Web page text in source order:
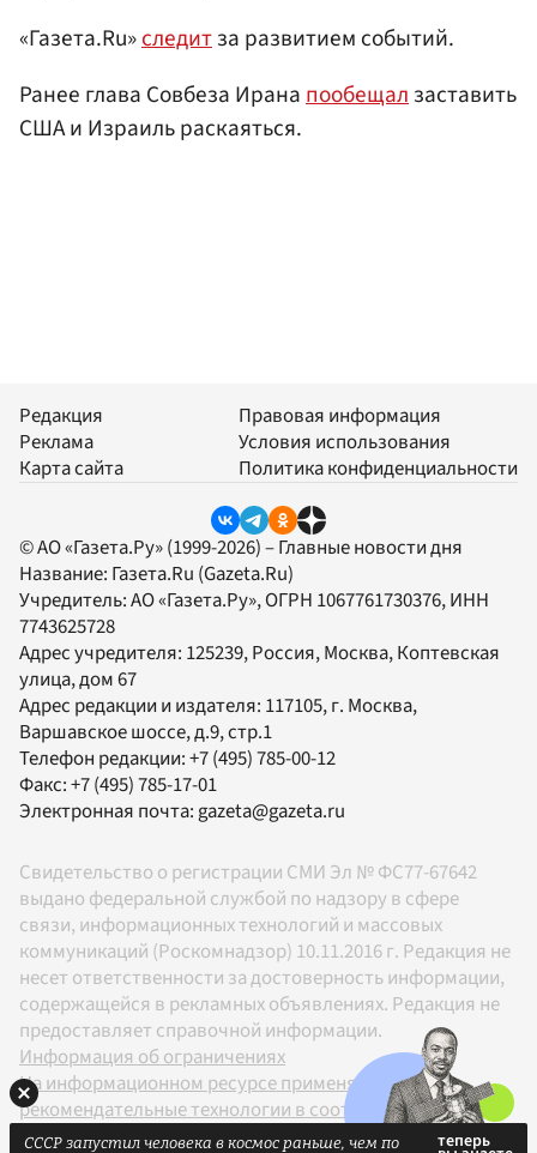
«Газета.Ru»следитза развитием событий.
Ранее глава Совбеза Иранапообещалзаставить
США и Израиль раскаяться.
Редакция
Реклама
Карта сайта
Правовая информация
Условия использования
Политика конфиденциальности
© АО «Газета.Ру» (1999-2026) – Главные новости дня
Название: Газета.Ru (Gazeta.Ru)
Учредитель:АО «Газета.Ру», ОГРН 1067761730376, ИНН
7743625728
Адрес учредителя: 125239, Россия, Москва, Коптевская
улица, дом 67
Адрес редакции и издателя: 117105, г. Москва,
Варшавское шоссе, д.9, стр.1
Телефон редакции:+7 (495) 785-00-12
Факс:+7 (495) 785-17-01
Электронная почта: gazeta@gazeta.ru
Свидетельство о регистрации СМИ Эл № ФС77-67642
выдано федеральной службой по надзору в сфере
связи, информационных технологий и массовых
коммуникаций (Роскомнадзор) 10.11.2016 г. Редакция не
несет ответственности за достоверность информации,
содержащейся в рекламных объявлениях. Редакция не
предоставляет справочной информации.
Информация об ограничениях
На информационном ресурсе применяются
рекомендательные технологии в соответствии с
Правилами
СССР запустил человека в космос раньше, чем по